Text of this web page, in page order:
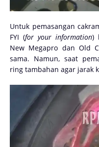
Untuk pemasangan
FYI (for your information)
New Megapro dan Old
sama. Namun, saat
ring tambahan agar jarak